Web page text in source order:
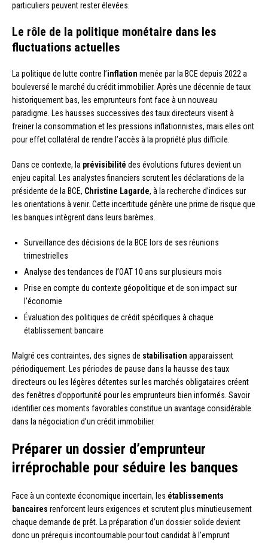
particuliers peuvent rester élevées.
Le rôle de la politique monétaire dans les
fluctuations actuelles
La politique de lutte contre l’inflation menée par la BCE depuis 2022 a
bouleversé le marché du crédit immobilier. Après une décennie de taux
historiquement bas, les emprunteurs font face à un nouveau
paradigme. Les hausses successives des taux directeurs visent à
freiner la consommation et les pressions inflationnistes, mais elles ont
pour effet collatéral de rendre l’accès à la propriété plus difficile.
Dans ce contexte, la prévisibilité des évolutions futures devient un
enjeu capital. Les analystes financiers scrutent les déclarations de la
présidente de la BCE, Christine Lagarde, à la recherche d’indices sur
les orientations à venir. Cette incertitude génère une prime de risque que
les banques intègrent dans leurs barèmes.
Surveillance des décisions de la BCE lors de ses réunions
trimestrielles
Analyse des tendances de l’OAT 10 ans sur plusieurs mois
Prise en compte du contexte géopolitique et de son impact sur
l’économie
Évaluation des politiques de crédit spécifiques à chaque
établissement bancaire
Malgré ces contraintes, des signes de stabilisation apparaissent
périodiquement. Les périodes de pause dans la hausse des taux
directeurs ou les légères détentes sur les marchés obligataires créent
des fenêtres d’opportunité pour les emprunteurs bien informés. Savoir
identifier ces moments favorables constitue un avantage considérable
dans la négociation d’un crédit immobilier.
Préparer un dossier d’emprunteur
irréprochable pour séduire les banques
Face à un contexte économique incertain, les établissements
bancaires renforcent leurs exigences et scrutent plus minutieusement
chaque demande de prêt. La préparation d’un dossier solide devient
donc un prérequis incontournable pour tout candidat à l’emprunt